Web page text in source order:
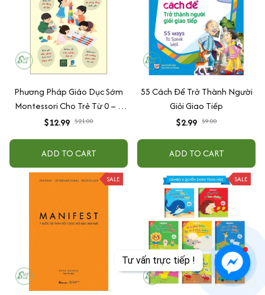
Phương Pháp Giáo Dục Sớm
Montessori Cho Trẻ Từ 0 – 3
Tuổi
$12.99 $21.00
ADD TO CART
55 Cách Để Trở Thành Người
Giỏi Giao Tiếp
$2.99 $9.00
ADD TO CART
SALE SALE